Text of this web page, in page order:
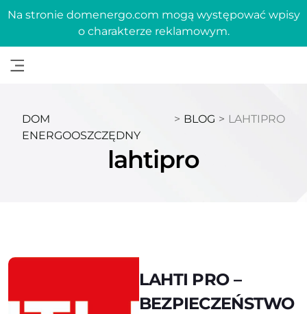
Na stronie domenergo.com mogą występować wpisy
o charakterze reklamowym.
DOM
ENERGOOSZCZĘDNY
> BLOG > LAHTIPRO
lahtipro
LAHTI PRO –
BEZPIECZEŃSTWO